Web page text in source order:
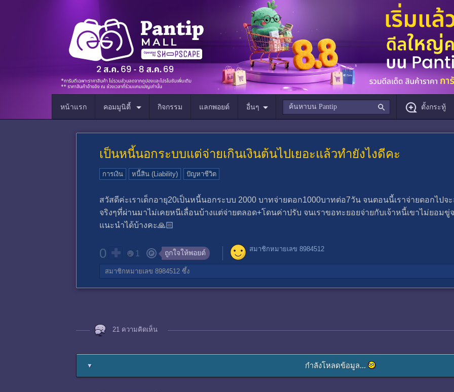
หน้าแรก คอมมูนิตี้ กิจกรรม แลกพอยต์ อื่นๆ ตั้งกระทู้
เป็นหนี้นอกระบบแต่จ่ายเกินเงินต้นไปเยอะแล้วทำยังไงดีคะ
การเงิน หนี้สิน (Liability) ปัญหาชีวิต
สวัสดีค่ะเราเด็กอายุ20เป็นหนี้นอกระบบ 2000 บาทจ่ายดอก1000บาทต่อ7วัน จนตอนนี้เราจ่ายดอกไปจ
จริงๆที่ผ่านมาไม่เคยหนีเลื่อนบ้างแต่จ่ายตลอด+โดนค่าปรับ จนเราขอทะยอยจ่ายกับเจ้าหนี้เขาไม่ยอม
แนะนำได้บ้างคะ🙏🏻
0 1 ถูกใจให้พอยต์ สมาชิกหมายเลข 8984512
สมาชิกหมายเลข 8984512 ซึ้ง
21 ความคิดเห็น
▼ กำลังโหลดข้อมูล...